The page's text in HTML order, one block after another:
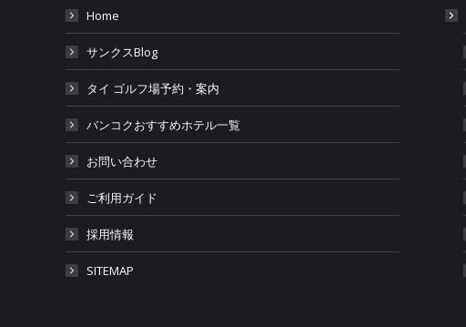
Home
サンクスBlog
タイ ゴルフ場予約・案内
バンコクおすすめホテル一覧
お問い合わせ
ご利用ガイド
採用情報
SITEMAP